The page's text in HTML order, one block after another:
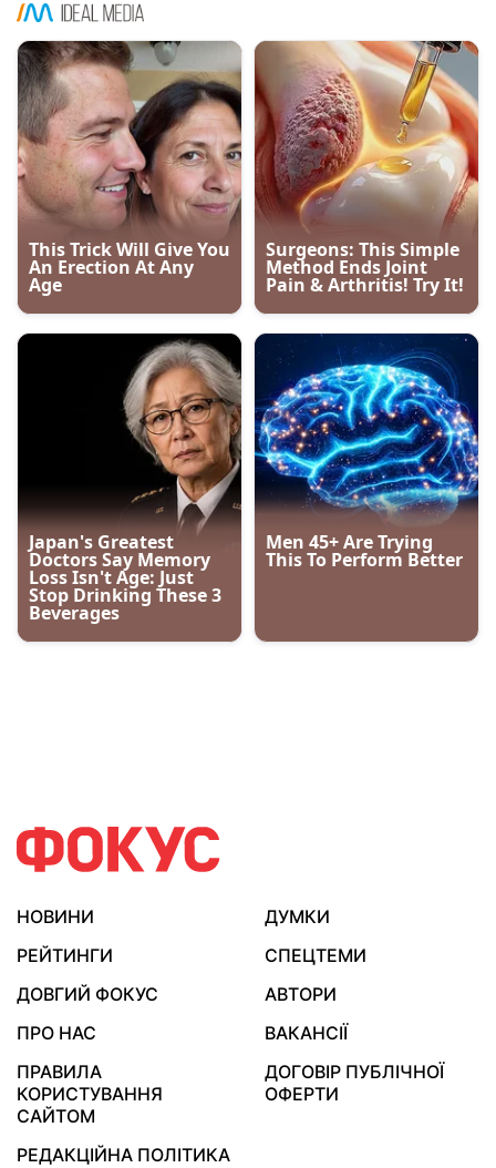
НОВИНИ
ДУМКИ
РЕЙТИНГИ
СПЕЦТЕМИ
ДОВГИЙ ФОКУС
АВТОРИ
ПРО НАС
ВАКАНСІЇ
ПРАВИЛА
КОРИСТУВАННЯ
САЙТОМ
ДОГОВІР ПУБЛІЧНОЇ
ОФЕРТИ
РЕДАКЦІЙНА ПОЛІТИКА